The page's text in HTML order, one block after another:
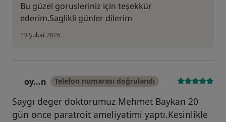
Bu güzel gorusleriniz için teşekkür
ederim.Saglikli günler dilerim
13 Şubat 2026
oy...n Telefon numarası doğrulandı
Saygı deger doktorumuz Mehmet Baykan 20
gün once paratroit ameliyatimi yaptı.Kesinlikle